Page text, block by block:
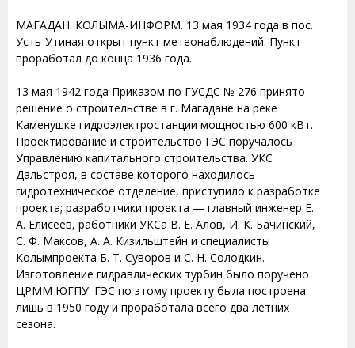
МАГАДАН. КОЛЫМА-ИНФОРМ. 13 мая 1934 года в пос.
Усть-Утиная открыт пункт метеонаблюдений. Пункт
проработал до конца 1936 года.
13 мая 1942 года Приказом по ГУСДС № 276 принято
решение о строительстве в г. Магадане на реке
Каменушке гидроэлектростанции мощностью 600 кВт.
Проектирование и строительство ГЭС поручалось
Управлению капитального строительства. УКС
Дальстроя, в составе которого находилось
гидротехническое отделение, приступило к разработке
проекта; разработчики проекта — главный инженер Е.
А. Елисеев, работники УКСа В. Е. Алов, И. К. Бачинский,
С. Ф. Максов, А. А. Кизильштейн и специалисты
Колымпроекта Б. Т. Суворов и С. Н. Солодкин.
Изготовление гидравлических турбин было поручено
ЦРММ ЮГПУ. ГЭС по этому проекту была построена
лишь в 1950 году и проработала всего два летних
сезона.